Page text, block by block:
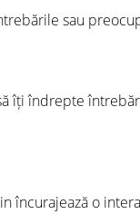
sau
îți îndrepte
încurajează o